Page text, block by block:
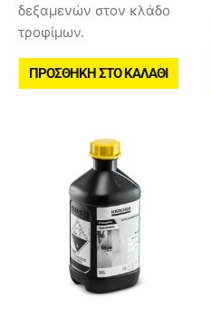
δεξαμενών στον κλάδο
τροφίμων.
ΠΡΟΣΘΉΚΗ ΣΤΟ ΚΑΛΆΘΙ